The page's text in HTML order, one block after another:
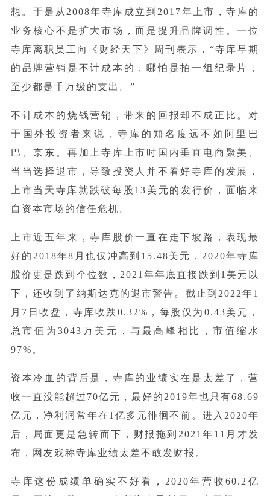
想。于是从2008年寺库成立到2017年上市，寺库的
业务核心不是扩大市场，而是提升品牌调性。一位
寺库离职员工向《财经天下》周刊表示，“寺库早期
的品牌营销是不计成本的，哪怕是拍一组纪录片，
至少都是千万级的支出。”
不计成本的烧钱营销，带来的回报却不成正比。对
于国外投资者来说，寺库的知名度远不如阿里巴
巴、京东 。再加上寺库上市时国内垂直电商聚美、
当当选择退市，导致投资人并不看好寺库的发展，
上市当天寺库就跌破每股13美元的发行价，面临来
自资本市场的信任危机。
上市近五年来，寺库股价一直在走下坡路，表现最
好的2018年8月也仅冲高到15.48美元，2020年寺库
股价更是跌到个位数，2021年年底直接跌到1美元以
下，还收到了纳斯达克的退市警告。截止到2022年1
月7日收盘，寺库收跌0.32%，每股仅为0.43美元，
总市值为3043万美元，与最高峰相比，市值缩水
97%。
资本冷血的背后是，寺库的业绩实在是太差了，营
收一直没能超过70亿元，最好的2019年也只有68.69
亿元，净利润常年在1亿多元徘徊不前。进入2020年
后，局面更是急转而下，财报拖到2021年11月才发
布，网友戏称寺库业绩太差不敢发财报。
寺库这份成绩单确实不好看，2020年营收60.2亿